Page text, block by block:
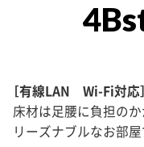
［有線LAN Wi-Fi対応］
床材は足腰に負担の
リーズナブルなお部屋